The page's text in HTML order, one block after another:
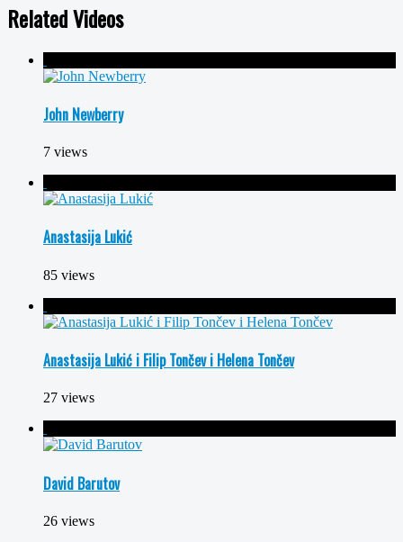
Related Videos
John Newberry
7 views
Anastasija Lukić
85 views
Anastasija Lukić i Filip Tončev i Helena Tončev
27 views
David Barutov
26 views